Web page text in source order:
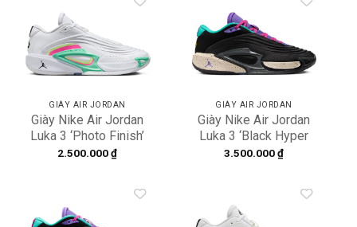
wishlist
GIÀY AIR JORDAN
Giày Nike Air Jordan
Luka 3 ‘Photo Finish’
HQ5055-107
2.500.000₫
wishlist
GIÀY AIR JORDAN
Giày Nike Air Jordan
Luka 3 ‘Black Hyper
Jade Pink’ FQ1285-
3.500.000₫